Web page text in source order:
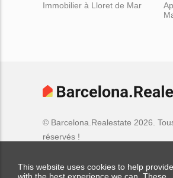
Immobilier à Lloret de Mar
© Barcelona.Realestate 2026.
réservés !
This website uses cookies to help